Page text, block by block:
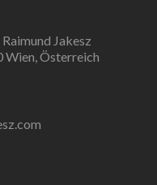
Jakesz
Wien, Österreich